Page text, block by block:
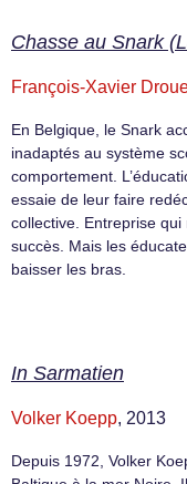
Chasse au Snark
François-Xavier
En Belgique, le Snark
inadaptés au système
comportement.
essaie de leur faire
collective. Entreprise qui
succès. Mais les
baisser les bras.
In Sarmatien
Volker Koepp, 2013
Depuis 1972, Volker